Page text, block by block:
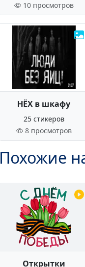
10 просмотров
НЁХ в шкафу
25 стикеров
8 просмотров
Похожие
Открытки